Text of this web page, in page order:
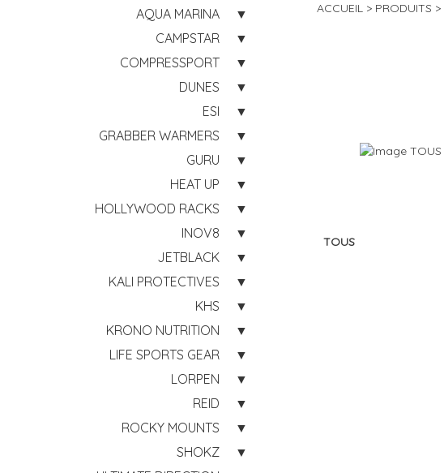
AQUA MARINA
CAMPSTAR
COMPRESSPORT
DUNES
ESI
GRABBER WARMERS
GURU
HEAT UP
HOLLYWOOD RACKS
INOV8
JETBLACK
KALI PROTECTIVES
KHS
KRONO NUTRITION
LIFE SPORTS GEAR
LORPEN
REID
ROCKY MOUNTS
SHOKZ
ACCUEIL PRODUITS
TOUS